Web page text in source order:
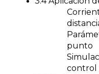
punto
control